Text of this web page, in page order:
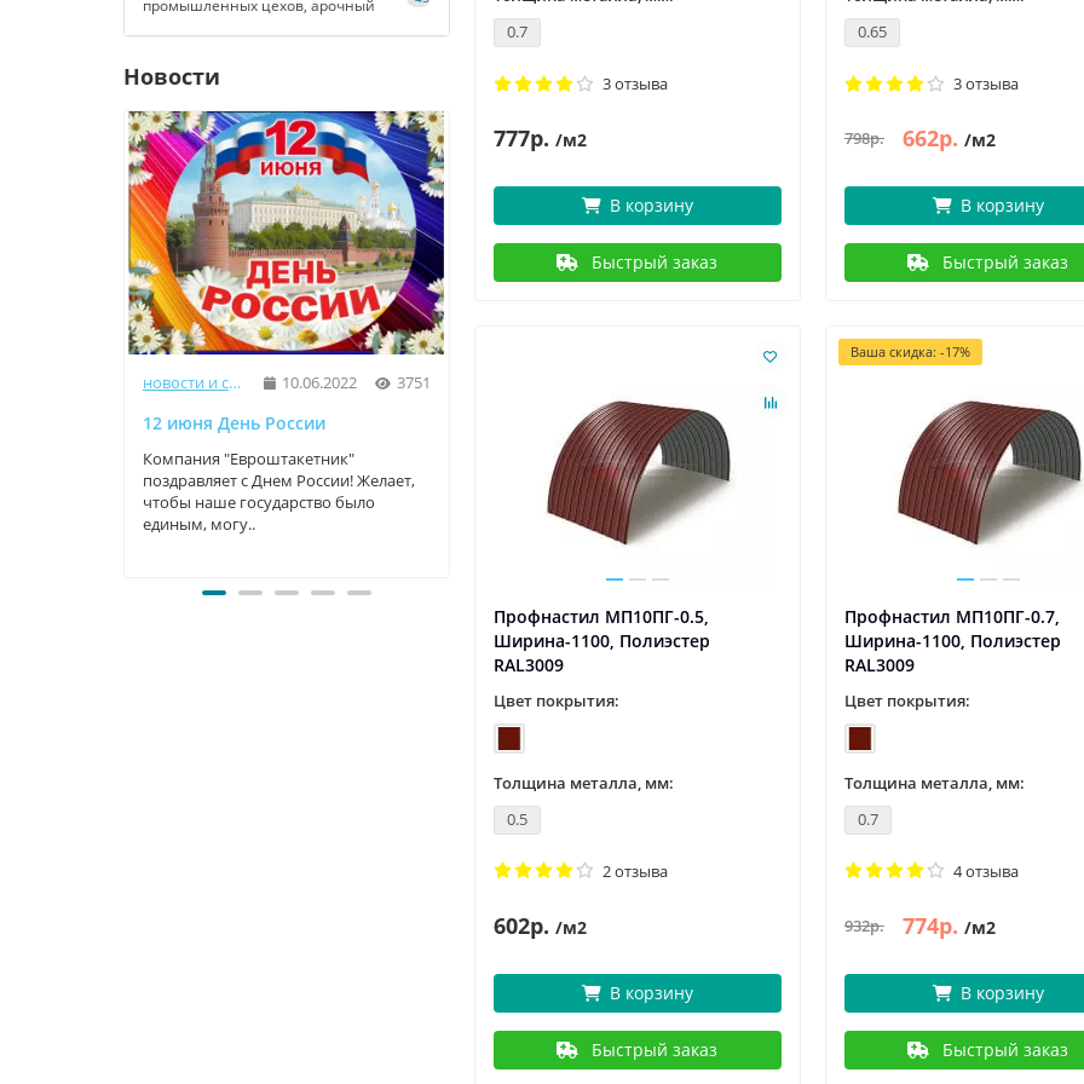
промышленных цехов, арочный
Новости
новости и статьи 10.06.2022 3751
12 июня День России
Компания "Евроштакетник"
поздравляет с Днем России! Желает,
чтобы наше государство было
единым, могу..
9 Мая - День Победы!
Компания "Евроштакетник" С
прекрасным праздником, суровым и
трогательным одновременно — с
великим и ..
1 мая – Праздник Весны и
Компания "Евроштакетник" С
праздником 1 Мая! Пусть
станет днем, когда все дела
0.7
3 отзыва
777р. /м2
В корзину
Быстрый заказ
0.65
3 отзыва
798р. 662р. /м2
В корзину
Быстрый заказ
Профнастил МП10ПГ-0.5,
Ширина-1100, Полиэстер
RAL3009
Цвет покрытия:
Толщина металла, мм:
0.5
2 отзыва
602р. /м2
В корзину
Быстрый заказ
Ваша скидка: -17%
Профнастил МП10ПГ-0.7,
Ширина-1100, Полиэстер
RAL3009
Цвет покрытия:
Толщина металла, мм:
0.7
4 отзыва
932р. 774р. /м2
В корзину
Быстрый заказ